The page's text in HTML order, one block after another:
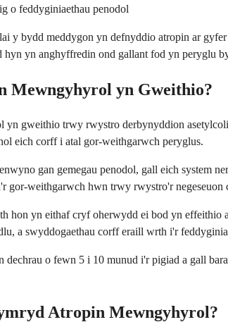
o feddyginiaethau penodol
y bydd meddygon yn defnyddio atropin ar
hyn yn anghyffredin ond gallant fod yn peryglu
Mewngyhyrol yn Gweithio?
yn gweithio trwy rwystro derbynyddion
eich corff i atal gor-weithgarwch peryglus.
gan gemegau penodol, gall eich system
gor-weithgarwch hwn trwy rwystro'r negeseuon
hon yn eithaf cryf oherwydd ei bod yn
a swyddogaethau corff eraill wrth i'r
dechrau o fewn 5 i 10 munud i'r pigiad a gall
Atropin Mewngyhyrol?